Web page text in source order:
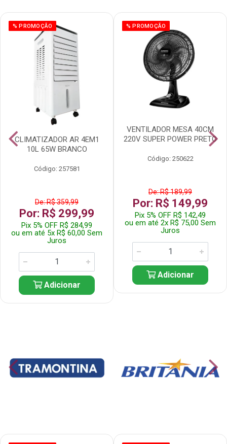
% PROMOÇÃO
CLIMATIZADOR AR 4EM1
10L 65W BRANCO
Código: 257581
De: R$ 359,99
Por: R$ 299,99
Pix 5% OFF R$ 284,99
ou em até 5x R$ 60,00 Sem
Juros
Adicionar
% PROMOÇÃO
VENTILADOR MESA 40CM
220V SUPER POWER PRETO
Código: 250622
De: R$ 189,99
Por: R$ 149,99
Pix 5% OFF R$ 142,49
ou em até 2x R$ 75,00 Sem
Juros
Adicionar